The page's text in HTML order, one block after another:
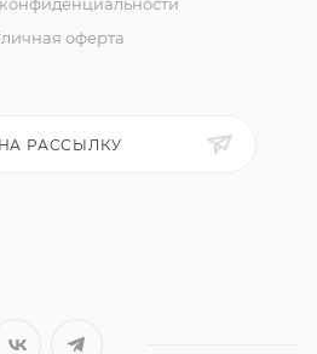
оферта
РАССЫЛКУ